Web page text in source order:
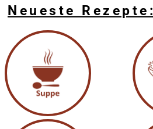
Neueste Rezepte: